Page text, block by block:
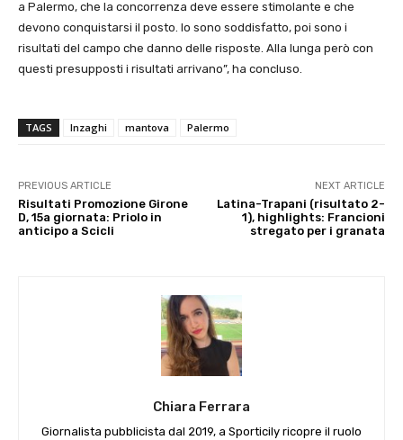
a Palermo, che la concorrenza deve essere stimolante e che
devono conquistarsi il posto. Io sono soddisfatto, poi sono i
risultati del campo che danno delle risposte. Alla lunga però con
questi presupposti i risultati arrivano”, ha concluso.
TAGS Inzaghi mantova Palermo
PREVIOUS ARTICLE
Risultati Promozione Girone
D, 15a giornata: Priolo in
anticipo a Scicli
NEXT ARTICLE
Latina-Trapani (risultato 2-
1), highlights: Francioni
stregato per i granata
Chiara Ferrara
Giornalista pubblicista dal 2019, a Sporticily ricopre il ruolo